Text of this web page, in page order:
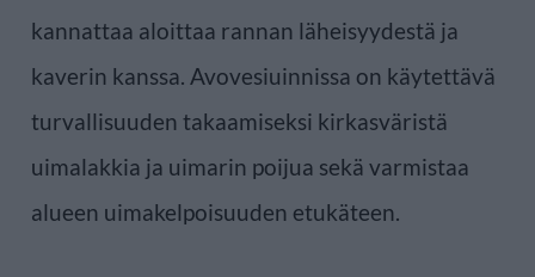
kannattaa aloittaa rannan läheisyydestä ja
kaverin kanssa. Avovesiuinnissa on käytettävä
turvallisuuden takaamiseksi kirkasväristä
uimalakkia ja uimarin poijua sekä varmistaa
alueen uimakelpoisuuden etukäteen.